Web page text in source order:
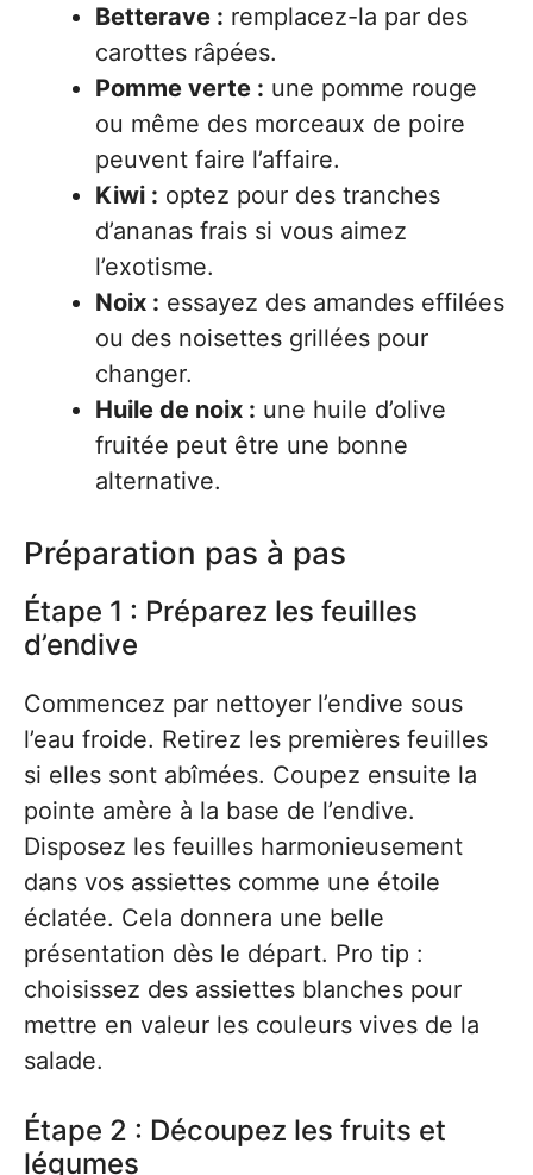
Betterave : remplacez-la par des
carottes râpées.
Pomme verte : une pomme rouge
ou même des morceaux de poire
peuvent faire l’affaire.
Kiwi : optez pour des tranches
d’ananas frais si vous aimez
l’exotisme.
Noix : essayez des amandes effilées
ou des noisettes grillées pour
changer.
Huile de noix : une huile d’olive
fruitée peut être une bonne
alternative.
Préparation pas à pas
Étape 1 : Préparez les feuilles
d’endive
Commencez par nettoyer l’endive sous
l’eau froide. Retirez les premières feuilles
si elles sont abîmées. Coupez ensuite la
pointe amère à la base de l’endive.
Disposez les feuilles harmonieusement
dans vos assiettes comme une étoile
éclatée. Cela donnera une belle
présentation dès le départ. Pro tip :
choisissez des assiettes blanches pour
mettre en valeur les couleurs vives de la
salade.
Étape 2 : Découpez les fruits et
légumes